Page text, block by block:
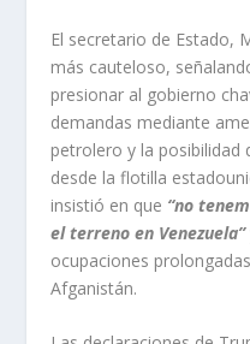
El secretario de Estado,
más cauteloso,
presionar al gobierno
demandas mediante
petrolero y la posibilidad
desde la flotilla
insistió en que “no
el terreno en Venezuela”
ocupaciones
Afganistán.